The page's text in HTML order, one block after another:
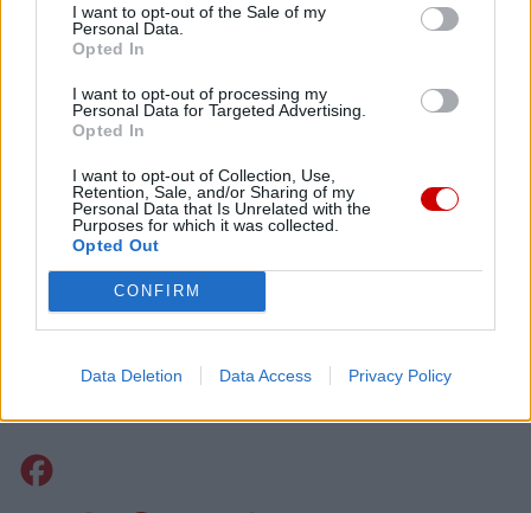
I want to opt-out of the Sale of my
Personal Data.
Opted In
I want to opt-out of processing my
Personal Data for Targeted Advertising.
Opted In
I want to opt-out of Collection, Use,
Retention, Sale, and/or Sharing of my
Personal Data that Is Unrelated with the
Purposes for which it was collected.
Opted Out
CONFIRM
Data Deletion Data Access Privacy Policy
Drogi Czytelniku,
cieszymy się, że odwiedzasz nasz portal. Jesteśmy
tu dla Ciebie!
Każdego dnia publikujemy najważniejsze
Jednak bez Twojej pomocy sprostanie temu
zadaniu będzie coraz trudniejsze.
Dlatego prosimy Cię o
pośrednictwem serwisu Patronite.
Dzięki Tobie będziemy mogli realizować naszą